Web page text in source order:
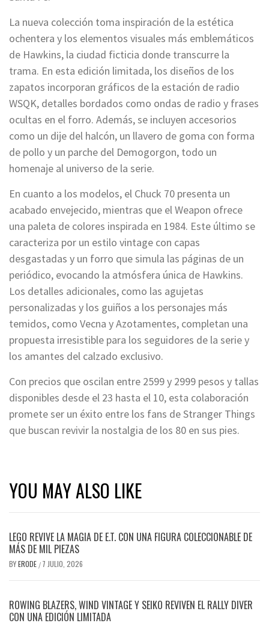
La nueva colección toma inspiración de la estética
ochentera y los elementos visuales más emblemáticos
de Hawkins, la ciudad ficticia donde transcurre la
trama. En esta edición limitada, los diseños de los
zapatos incorporan gráficos de la estación de radio
WSQK, detalles bordados como ondas de radio y frases
ocultas en el forro. Además, se incluyen accesorios
como un dije del halcón, un llavero de goma con forma
de pollo y un parche del Demogorgon, todo un
homenaje al universo de la serie.
En cuanto a los modelos, el Chuck 70 presenta un
acabado envejecido, mientras que el Weapon ofrece
una paleta de colores inspirada en 1984. Este último se
caracteriza por un estilo vintage con capas
desgastadas y un forro que simula las páginas de un
periódico, evocando la atmósfera única de Hawkins.
Los detalles adicionales, como las agujetas
personalizadas y los guiños a los personajes más
temidos, como Vecna y Azotamentes, completan una
propuesta irresistible para los seguidores de la serie y
los amantes del calzado exclusivo.
Con precios que oscilan entre 2599 y 2999 pesos y tallas
disponibles desde el 23 hasta el 10, esta colaboración
promete ser un éxito entre los fans de Stranger Things
que buscan revivir la nostalgia de los 80 en sus pies.
YOU MAY ALSO LIKE
LEGO REVIVE LA MAGIA DE E.T. CON UNA FIGURA COLECCIONABLE DE
MÁS DE MIL PIEZAS
BYERODE / 7 JULIO, 2026
ROWING BLAZERS, WIND VINTAGE Y SEIKO REVIVEN EL RALLY DIVER
CON UNA EDICIÓN LIMITADA